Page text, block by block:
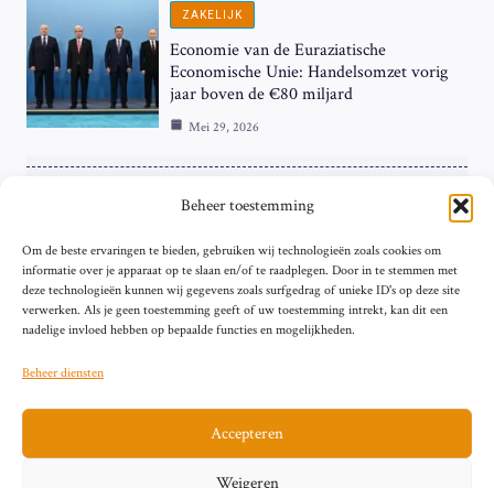
Beheer toestemming
Om de beste ervaringen te bieden, gebruiken wij technologieën zoals cookies om
informatie over je apparaat op te slaan en/of te raadplegen. Door in te stemmen met
deze technologieën kunnen wij gegevens zoals surfgedrag of unieke ID's op deze site
verwerken. Als je geen toestemming geeft of uw toestemming intrekt, kan dit een
nadelige invloed hebben op bepaalde functies en mogelijkheden.
Beheer diensten
Accepteren
Weigeren
ZAKELIJK
Economie van de Euraziatische
Economische Unie: Handelsomzet vorig
jaar boven de €80 miljard
Mei 29, 2026
ZAKELIJK
Hardnekkige Inflatie bij de ‘Grote Vier’
van de Eurozone
Mei 29, 2026
Sitemap Contact Privacybeleid (EU)
Impressum